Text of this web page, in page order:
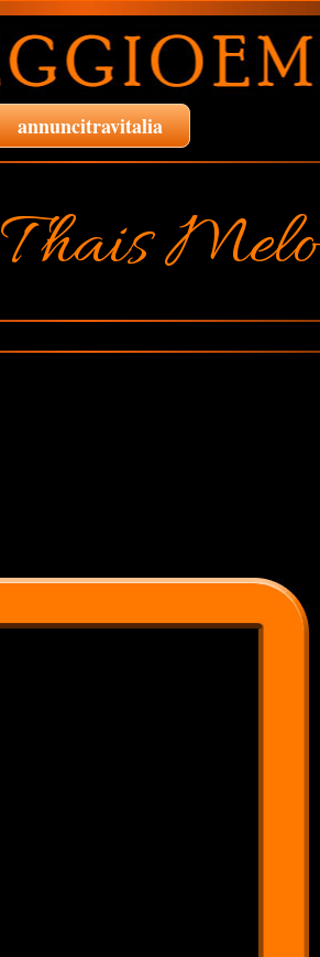
annuncitravitalia
Thais Melo